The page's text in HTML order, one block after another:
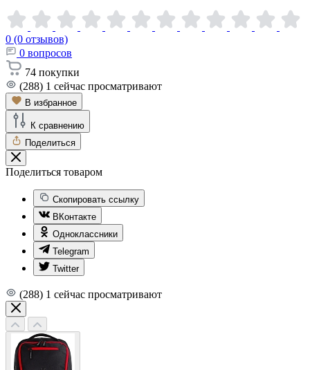
0 (0 отзывов)
0 вопросов
74 покупки
(288) 1 сейчас просматривают
В избранное
К сравнению
Поделиться
Поделиться товаром
Скопировать ссылку
ВКонтакте
Одноклассники
Telegram
Twitter
(288) 1 сейчас просматривают